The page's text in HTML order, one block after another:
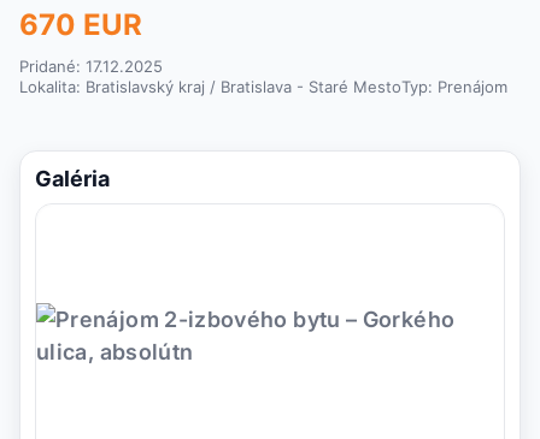
670 EUR
Pridané: 17.12.2025
Lokalita: Bratislavský kraj / Bratislava - Staré MestoTyp: Prenájom
Galéria